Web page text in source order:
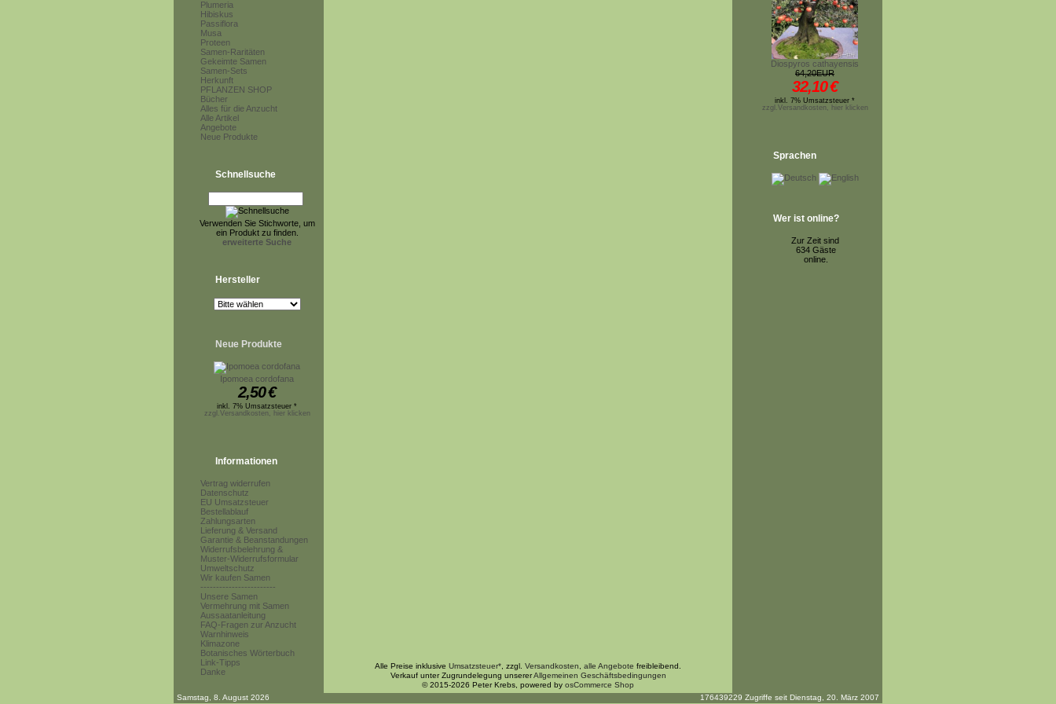
Plumeria
Hibiskus
Passiflora
Musa
Proteen
Samen-Raritäten
Gekeimte Samen
Samen-Sets
Herkunft
PFLANZEN SHOP
Bücher
Alles für die Anzucht
Alle Artikel
Angebote
Neue Produkte
Schnellsuche
Verwenden Sie Stichworte, um
ein Produkt zu finden.
erweiterte Suche
Hersteller
Neue Produkte
Ipomoea cordofana
2,50€
inkl. 7% Umsatzsteuer *
zzgl.Versandkosten, hier klicken
Informationen
Vertrag widerrufen
Datenschutz
EU Umsatzsteuer
Bestellablauf
Zahlungsarten
Lieferung & Versand
Garantie & Beanstandungen
Widerrufsbelehrung &
Muster-Widerrufsformular
Umweltschutz
Wir kaufen Samen
------------------------
Unsere Samen
Vermehrung mit Samen
Aussaatanleitung
FAQ-Fragen zur Anzucht
Warnhinweis
Klimazone
Botanisches Wörterbuch
Link-Tipps
Danke
Diospyros cathayensis
64,20EUR
32,10€
inkl. 7% Umsatzsteuer *
zzgl.Versandkosten, hier klicken
Sprachen
Wer ist online?
Zur Zeit sind
634 Gäste
online.
Alle Preise inklusive Umsatzsteuer* , zzgl. Versandkosten alle Angebote freibleibend.
Verkauf unter Zugrundelegung unsererAllgemeinen Geschäftsbedingungen
© 2015-2026 Peter Krebs, powered by osCommerce Shop
Samstag, 8. August 2026
176439229 Zugriffe seit Dienstag, 20. März 2007